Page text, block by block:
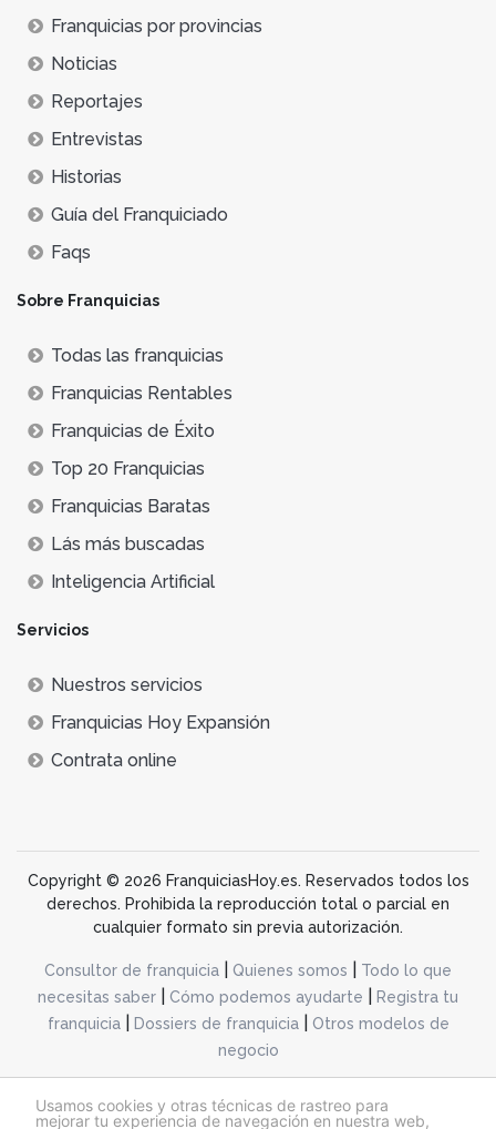
Usamos cookies y otras técnicas de rastreo para
mejorar tu experiencia de navegación en nuestra web,
Franquicias por provincias
Noticias
Reportajes
Entrevistas
Historias
Guía del Franquiciado
Faqs
Sobre Franquicias
Todas las franquicias
Franquicias Rentables
Franquicias de Éxito
Top 20 Franquicias
Franquicias Baratas
Lás más buscadas
Inteligencia Artificial
Servicios
Nuestros servicios
Franquicias Hoy Expansión
Contrata online
Copyright © 2026 FranquiciasHoy.es. Reservados todos los
derechos. Prohibida la reproducción total o parcial en
cualquier formato sin previa autorización.
Consultor de franquicia Quienes somos
Todo lo que
necesitas saber
Cómo podemos ayudarte
Registra tu
franquicia| Dossiers de franquicia|
Otros modelos de
negocio